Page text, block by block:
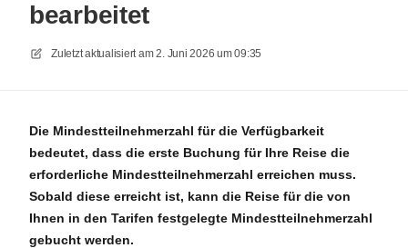
bearbeitet
Zuletzt aktualisiert am2. Juni 2026 um 09:35
Die Mindestteilnehmerzahl für die Verfügbarkeit
bedeutet, dass die erste Buchung für Ihre Reise die
erforderliche Mindestteilnehmerzahl erreichen muss.
Sobald diese erreicht ist, kann die Reise für die von
Ihnen in den Tarifen festgelegte Mindestteilnehmerzahl
gebucht werden.